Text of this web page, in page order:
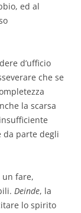
ed al
d’ufficio
che se
la scarsa
da parte degli
un fare,
Deinde, la
lo spirito